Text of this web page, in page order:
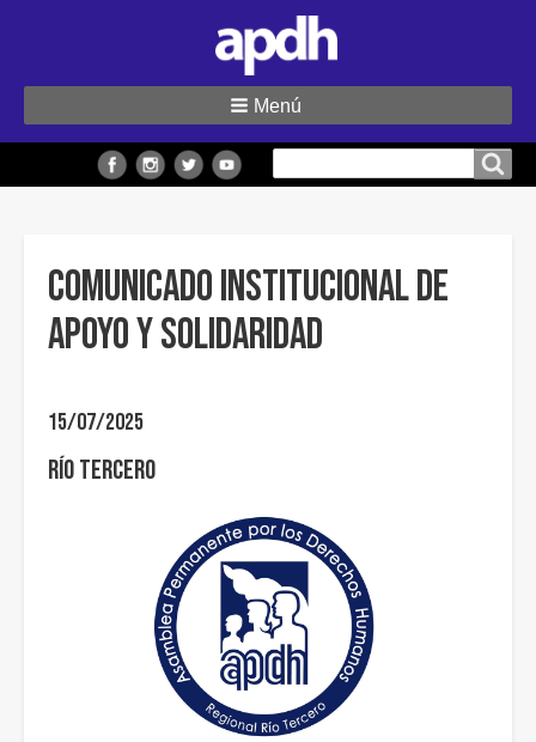
sitio
Menú
COMUNICADO INSTITUCIONAL DE
APOYO Y SOLIDARIDAD
15/07/2025
Río Tercero